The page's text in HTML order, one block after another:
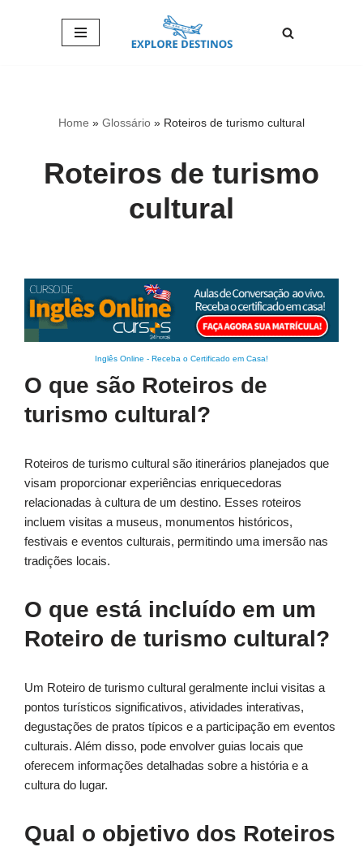
Home » Glossário » Roteiros de turismo cultural
Roteiros de turismo
cultural
Inglês Online - Receba o Certificado em Casa!
O que são Roteiros de
turismo cultural?
Roteiros de turismo cultural são itinerários planejados que
visam proporcionar experiências enriquecedoras
relacionadas à cultura de um destino. Esses roteiros
incluem visitas a museus, monumentos históricos,
festivais e eventos culturais, permitindo uma imersão nas
tradições locais.
O que está incluído em um
Roteiro de turismo cultural?
Um Roteiro de turismo cultural geralmente inclui visitas a
pontos turísticos significativos, atividades interativas,
degustações de pratos típicos e a participação em eventos
culturais. Além disso, pode envolver guias locais que
oferecem informações detalhadas sobre a história e a
cultura do lugar.
Qual o objetivo dos Roteiros